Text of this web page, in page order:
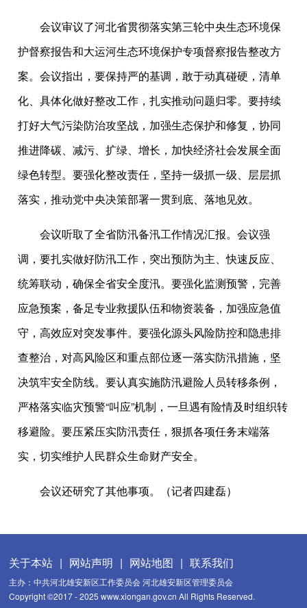
会议审议了河北省贯彻落实第三轮中央生态环境保
护督察报告和大运河生态环境保护专项督察报告整改方
案。会议指出，要保持严的基调，敢于动真碰硬，清单
化、具体化做好整改工作，扎实推动问题归零。要持续
打好大气污染防治攻坚战，加强生态保护和修复，协同
推进降碳、减污、扩绿、增长，加快经济社会发展全面
绿色转型。要强化整改责任，坚持一级抓一级、层层抓
落实，推动党中央决策部署一贯到底、落地见效。
会议听取了全省防汛备汛工作情况汇报。会议强
调，要扎实做好防汛工作，突出预防为主、快速反应、
统筹联动，确保全省安全度汛。要强化监测预警，完善
应急预案，备足专业救援队伍和物资装备，加强应急值
守，高效应对突发事件。要强化源头风险防控和隐患排
查整治，对高风险区和重点部位逐一落实防汛措施，坚
决筑牢安全防线。要认真实施防汛避险人员转移条例，
严格落实临灾预警“叫应”机制，一旦遇有险情及时组织转
移避险。要压紧压实防汛责任，狠抓各项任务末端落
实，切实维护人民群众生命财产安全。
会议还研究了其他事项。（记者四建磊）
关于本站 | 网站声明 | 网站地图 | 联系我们
主办：中共河北雄安新区工作委员会 河北雄安新区管理委员会
Copyright ©2017 - 2025 www.xiongan.gov.cn All Rights Reserved.